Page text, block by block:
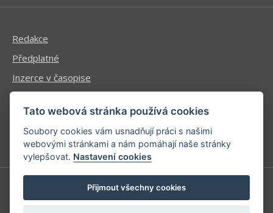
Redakce
Předplatné
Inzerce v časopise
Obchodní podmínky
Ochrana osobních údajů
Příhlášení | Registrace
Tato webová stránka používá cookies
Soubory cookies vám usnadňují práci s našimi
webovými stránkami a nám pomáhají naše stránky
vylepšovat. Nastavení cookies
Přijmout všechny cookies